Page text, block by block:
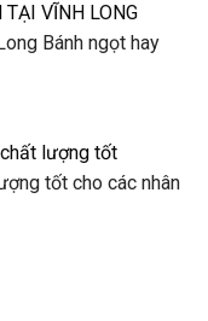
TẠI VĨNH LONG
Bánh ngọt hay
lượng tốt
tốt cho các nhân